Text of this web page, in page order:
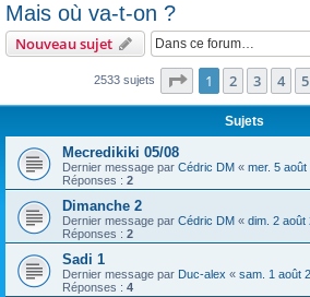
Mais où va-t-on ?
Nouveau sujet
2533 sujets Page 1sur102
1 2 3 4 5
Sujets
Mecredikiki 05/08
Dernier message par Cédric DM « mer. 5
Réponses : 2
Dimanche 2
Dernier message par Cédric DM « dim. 2 août
Réponses : 2
Sadi 1
Dernier message par Duc-alex « sam. 1 août
Réponses : 4